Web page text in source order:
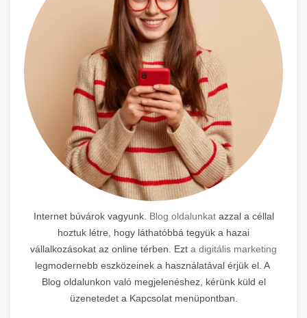
Internet búvárok vagyunk. Blog oldalunkatazzal a céllal
hoztuk létre, hogy láthatóbbá tegyük a hazai
vállalkozásokat az online térben. Ezt a digitális marketing
legmodernebb eszközeinek a használatával érjük el. A
Blog oldalunkon való megjelenéshez, kérünk küld el
üzenetedet a Kapcsolat menüpontban.